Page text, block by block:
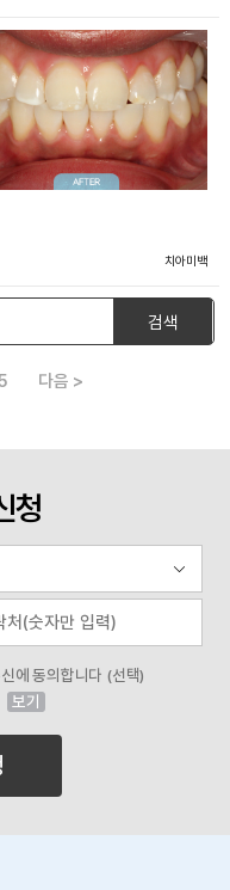
치아미백
검색
다음 >
청
에 동의합니다 (선택)
보기